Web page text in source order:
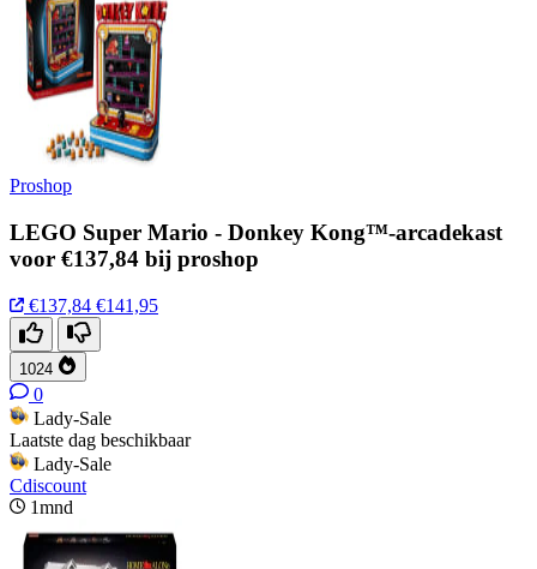
Proshop
LEGO Super Mario - Donkey Kong™-arcadekast
voor €137,84 bij proshop
€137,84 €141,95
1024
0
Lady-Sale
Laatste dag beschikbaar
Lady-Sale
Cdiscount
1mnd